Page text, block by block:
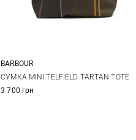
One Size
BARBOUR
СУМКА MINI TELFIELD TARTAN TOTE
3 700 грн